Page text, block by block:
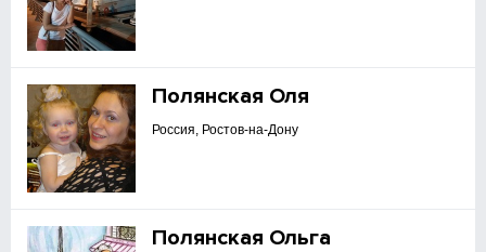
Полянская Оля
Россия, Ростов-на-Дону
Полянская Ольга